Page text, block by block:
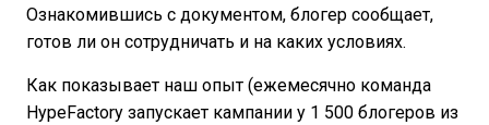
Ознакомившись с документом, блогер сообщает,
готов ли он сотрудничать и на каких условиях.
Как показывает наш опыт (ежемесячно команда
HypeFactory запускает кампании у 1 500 блогеров из